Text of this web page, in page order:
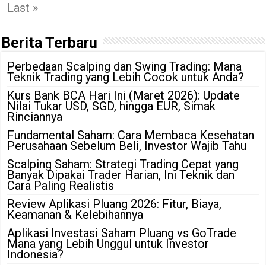
Last »
Berita Terbaru
Perbedaan Scalping dan Swing Trading: Mana
Teknik Trading yang Lebih Cocok untuk Anda?
Kurs Bank BCA Hari Ini (Maret 2026): Update
Nilai Tukar USD, SGD, hingga EUR, Simak
Rinciannya
Fundamental Saham: Cara Membaca Kesehatan
Perusahaan Sebelum Beli, Investor Wajib Tahu
Scalping Saham: Strategi Trading Cepat yang
Banyak Dipakai Trader Harian, Ini Teknik dan
Cara Paling Realistis
Review Aplikasi Pluang 2026: Fitur, Biaya,
Keamanan & Kelebihannya
Aplikasi Investasi Saham Pluang vs GoTrade
Mana yang Lebih Unggul untuk Investor
Indonesia?